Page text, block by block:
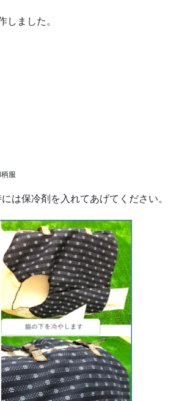
しました。
服
は保冷剤を入れてあげてください。